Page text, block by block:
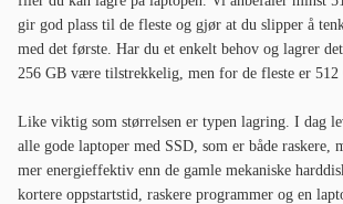
gir god plass til de fleste og gjør at du slipper å
med det første. Har du et enkelt behov og lagrer
256 GB være tilstrekkelig, men for de fleste er 512
Like viktig som størrelsen er typen lagring. I dag
alle gode laptoper med SSD, som er både raskere,
mer energieffektiv enn de gamle mekaniske
kortere oppstartstid, raskere programmer og en